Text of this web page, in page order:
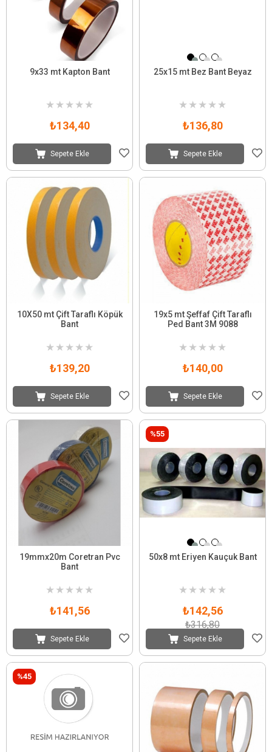
9x33 mt Kapton Bant
★ ★ ★ ★ ★
₺134,40
Sepete Ekle
25x15 mt Bez Bant Beyaz
★ ★ ★ ★ ★
₺136,80
Sepete Ekle
10X50 mt Çift Taraflı Köpük
Bant
★ ★ ★ ★ ★
₺139,20
Sepete Ekle
19x5 mt Şeffaf Çift Taraflı
Ped Bant 3M 9088
★ ★ ★ ★ ★
₺140,00
Sepete Ekle
19mmx20m Coretran Pvc
Bant
★ ★ ★ ★ ★
₺141,56
Sepete Ekle
50x8 mt Eriyen Kauçuk Bant
★ ★ ★ ★ ★
₺142,56
₺316,80
Sepete Ekle
%55
%45